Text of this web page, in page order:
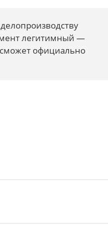
легитимный —
официально